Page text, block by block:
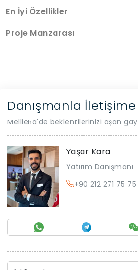
En İyi Özellikler
Proje Manzarası
Danışmanla
Mellieħa'de beklentilerinizi aşan
Yaşar Kara
Yatırım Danışmanı
+90 212 271 75 75